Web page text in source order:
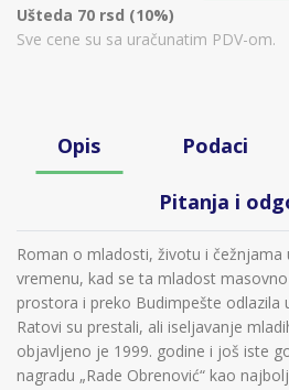
Ušteda 70 rsd (10%)
Sve cene su sa uračunatim PDV-om.
Opis Podaci
Pitanja i
Roman o mladosti, životu i
vremenu, kad se ta mladost
prostora i preko Budimpešte odlazila
Ratovi su prestali, ali iseljavanje
objavljeno je 1999. godine i još iste
nagradu „Rade Obrenović“ kao